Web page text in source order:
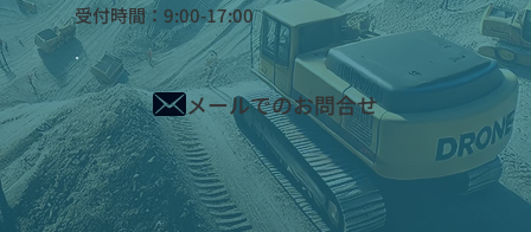
受付時間：9:00-17:00
メールでのお問合せ